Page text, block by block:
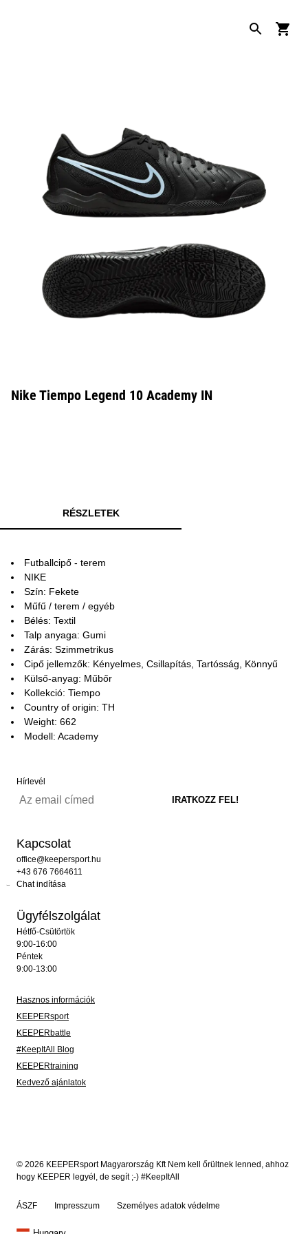
Nike Tiempo Legend 10 Academy IN
RÉSZLETEK
Futballcipő - terem
NIKE
Szín: Fekete
Műfű / terem / egyéb
Bélés: Textil
Talp anyaga: Gumi
Zárás: Szimmetrikus
Cipő jellemzők: Kényelmes, Csillapítás, Tartósság, Könnyű
Külső-anyag: Műbőr
Kollekció: Tiempo
Country of origin: TH
Weight: 662
Modell: Academy
Hírlevél
Kapcsolat
office@keepersport.hu
+43 676 7664611
Chat indítása
Ügyfélszolgálat
Hétfő-Csütörtök
9:00-16:00
Péntek
9:00-13:00
Hasznos információk
KEEPERsport
KEEPERbattle
#KeepItAll Blog
KEEPERtraining
Kedvező ajánlatok
© 2026 KEEPERsport Magyarország Kft Nem kell őrültnek lenned, ahhoz
hogy KEEPER legyél, de segít ;-) #KeepItAll
ÁSZF Impresszum Személyes adatok védelme